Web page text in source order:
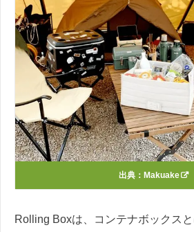
出典： Makuake
Rolling Boxは、コンテナボックス